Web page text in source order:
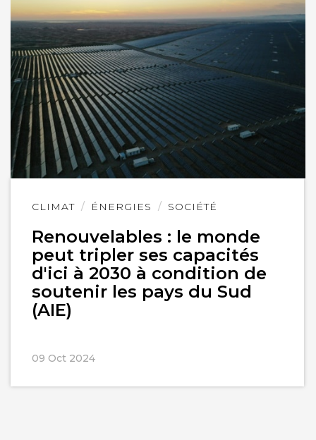
CLIMAT ÉNERGIES SOCIÉTÉ
Renouvelables : le monde
peut tripler ses capacités
d'ici à 2030 à condition de
soutenir les pays du Sud
(AIE)
09 Oct 2024
Lire